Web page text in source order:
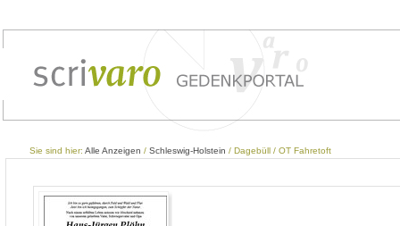
Sie sind hier: Alle Anzeigen / Schleswig-Holstein / Dagebüll / OT Fahretoft